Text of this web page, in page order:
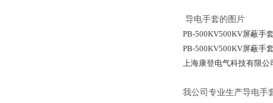
导电手套的图片
PB-500KV500KV屏蔽手
PB-500KV500KV屏蔽手
上海康登电气科技有限
我公司专业生产导电手